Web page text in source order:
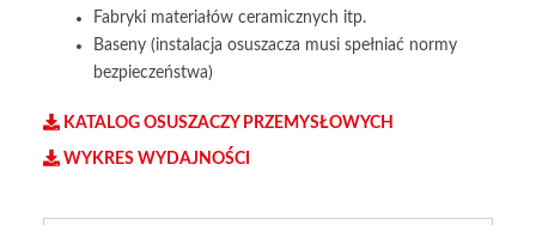
Fabryki materiałów ceramicznych itp.
Baseny (instalacja osuszacza musi spełniać normy
bezpieczeństwa)
KATALOG OSUSZACZY PRZEMYSŁOWYCH
WYKRES WYDAJNOŚCI